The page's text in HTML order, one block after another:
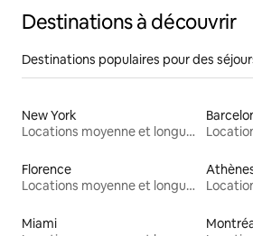
Destinations à découvrir
Destinations populaires pour des
New York
Locations moyenne et longue durée
Florence
Locations moyenne et longue durée
Miami